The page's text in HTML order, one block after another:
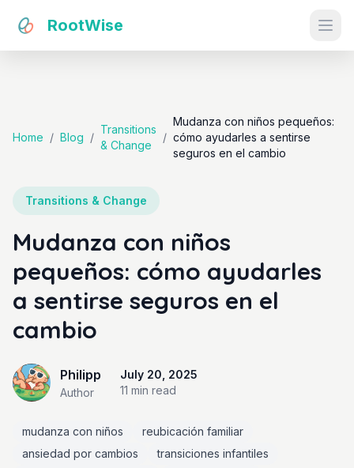
RootWise
Home / Blog /
Transitions
& Change
/
Mudanza con niños pequeños:
cómo ayudarles a sentirse
seguros en el cambio
Transitions & Change
Mudanza con niños
pequeños: cómo ayudarles
a sentirse seguros en el
cambio
Philipp
Author
July 20, 2025
11 min read
mudanza con niños
reubicación familiar
ansiedad por cambios
transiciones infantiles